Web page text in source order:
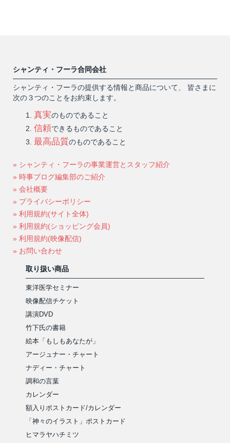
シャンティ・フーラ合同会社
シャンティ・フーラの提供する情報と商品について、 皆さまに
次の３つのことをお約束します。
真実のものであること
信頼できるものであること
最高品質のものであること
» シャンティ・フーラの事業運営とスタッフ紹介
» 時事ブログ編集部のご紹介
» 会社概要
» プライバシーポリシー
» 利用規約(サイト全体)
» 利用規約(ショッピング会員)
» 利用規約(映像配信)
» お問い合わせ
取り扱い商品
東洋医学セミナー
映像配信チケット
講演DVD
竹下氏の書籍
絵本「もしもあなたが」
アージュナー・チャート
ナディー・チャート
調和の言葉
カレンダー
額入りポストカード/カレンダー
「神々のイラスト」ポストカード
ヒマラヤハチミツ